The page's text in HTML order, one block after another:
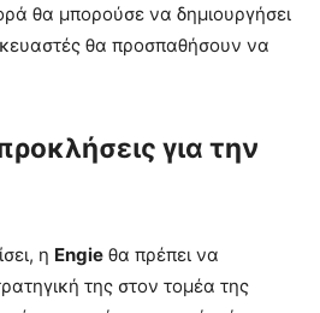
θα μπορούσε να δημιουργήσει
θα προσπαθήσουν να
για την
η Engie θα πρέπει να
της στον τομέα της